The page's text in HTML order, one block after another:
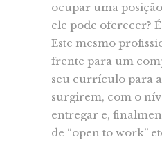
ocupar uma
ele pode oferecer?
Este mesmo
frente para um
seu currículo para
surgirem, com o
entregar e,
de “open to work”